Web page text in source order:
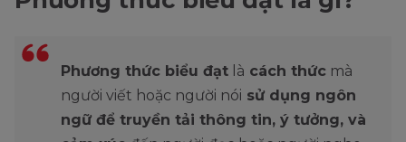
Phương thức biểu đạt là cách thức mà
người viết hoặc người nói sử dụng ngôn
ngữ để truyền tải thông tin, ý tưởng, và